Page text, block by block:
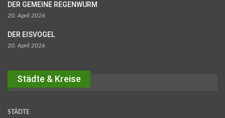
DER GEMEINE REGENWURM
20. April 2026
DER EISVOGEL
20. April 2026
Städte & Kreise
STÄDTE